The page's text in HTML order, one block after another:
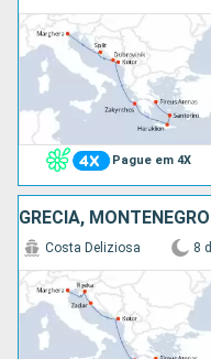
Pague em 4X
GRÉCIA, MONTENEGRO
Costa Deliziosa 8 d